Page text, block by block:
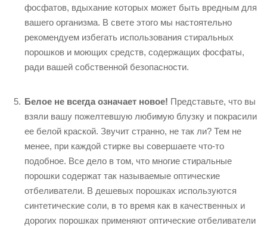
фосфатов, вдыхание которых может быть вредным для
вашего организма. В свете этого мы настоятельно
рекомендуем избегать использования стиральных
порошков и моющих средств, содержащих фосфаты,
ради вашей собственной безопасности.
Белое не всегда означает новое! Представьте, что вы
взяли вашу пожелтевшую любимую блузку и покрасили
ее белой краской. Звучит странно, не так ли? Тем не
менее, при каждой стирке вы совершаете что-то
подобное. Все дело в том, что многие стиральные
порошки содержат так называемые оптические
отбеливатели. В дешевых порошках используются
синтетические соли, в то время как в качественных и
дорогих порошках применяют оптические отбеливатели